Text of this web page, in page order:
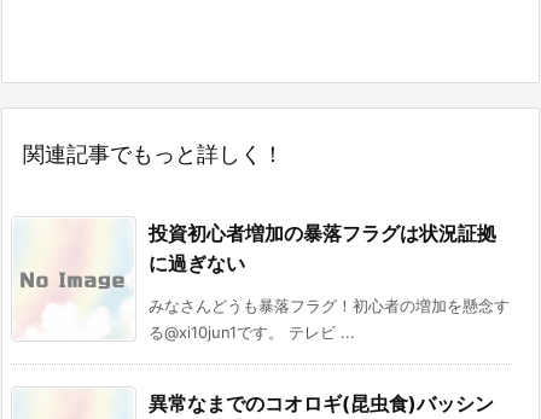
関連記事でもっと詳しく！
投資初心者増加の暴落フラグは状況証拠
に過ぎない
みなさんどうも暴落フラグ！初心者の増加を懸念す
る@xi10jun1です。 テレビ ...
異常なまでのコオロギ(昆虫食)バッシン